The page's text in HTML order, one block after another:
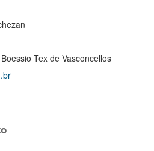
Tex de Vasconcellos